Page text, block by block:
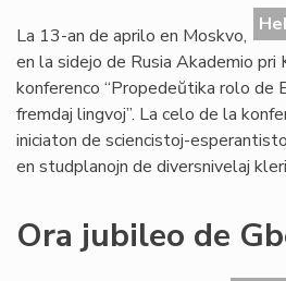
La 13-an de aprilo en Moskvo,
en la sidejo de Rusia Akademio pri
konferenco “Propedeŭtika rolo de
fremdaj lingvoj”. La celo de la
iniciaton de sciencistoj-
en studplanojn de diversnivelaj
Ora jubileo de